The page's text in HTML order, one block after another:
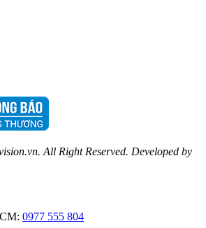
All Right Reserved. Developed by
0977 555 804